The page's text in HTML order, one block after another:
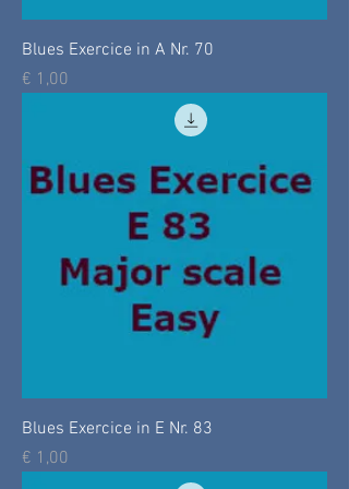
Blues Exercice in A Nr. 70
Prijs
€ 1,00
Blues Exercice in E Nr. 83
Prijs
€ 1,00